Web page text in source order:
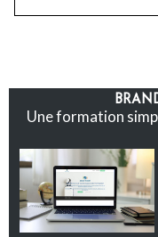
Une formation